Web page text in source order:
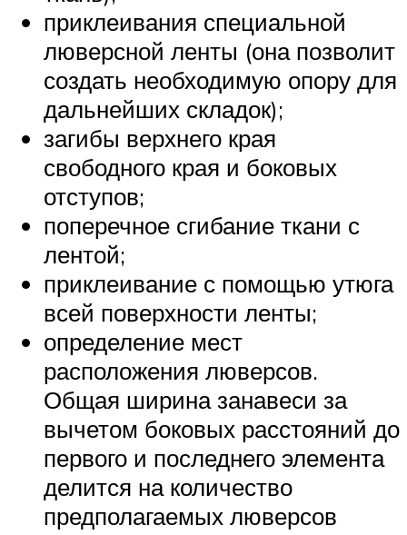
приклеивания специальной
люверсной ленты (она позволит
создать необходимую опору для
дальнейших складок);
загибы верхнего края
свободного края и боковых
отступов;
поперечное сгибание ткани с
лентой;
приклеивание с помощью утюга
всей поверхности ленты;
определение мест
расположения люверсов.
Общая ширина занавеси за
вычетом боковых расстояний до
первого и последнего элемента
делится на количество
предполагаемых люверсов